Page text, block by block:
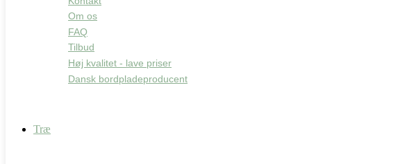
Om os
FAQ
Tilbud
Høj kvalitet - lave priser
Dansk bordpladeproducent
Træ